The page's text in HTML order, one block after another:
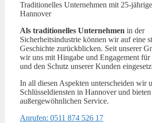
Traditionelles Unternehmen mit 25-
Hannover
Als traditionelles Unternehmen in der
Sicherheitsindustrie können wir auf eine
Geschichte zurückblicken. Seit unserer
wir uns mit Hingabe und Engagement für
und den Schutz unserer Kunden
In all diesen Aspekten unterscheiden wir
Schlüsseldiensten in Hannover und
außergewöhnlichen Service.
Anrufen: 0511 874 526 17